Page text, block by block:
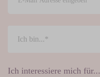
Ich interessiere mich für...